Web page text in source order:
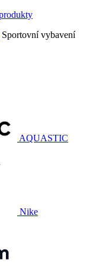
Sportovní vybavení
AQUASTIC
Nike